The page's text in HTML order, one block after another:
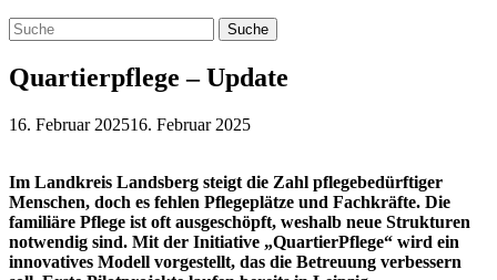
Quartierpflege – Update
16. Februar 202516. Februar 2025
Im Landkreis Landsberg steigt die Zahl pflegebedürftiger
Menschen, doch es fehlen Pflegeplätze und Fachkräfte. Die
familiäre Pflege ist oft ausgeschöpft, weshalb neue Strukturen
notwendig sind. Mit der Initiative „QuartierPflege“ wird ein
innovatives Modell vorgestellt, das die Betreuung verbessern